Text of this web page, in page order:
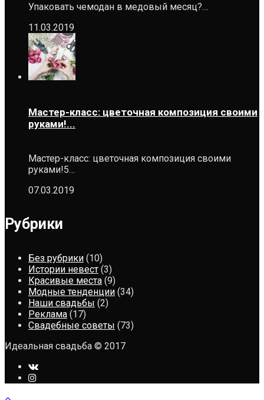
Упаковать чемодан в медовый месяц?…
11.03.2019
Мастер-класс: цветочная композиция своими
руками!...
Мастер-класс: цветочная композиция своими
руками!5…
07.03.2019
Рубрики
Без рубрики (10)
Истории невест (3)
Красивые места (9)
Модные тенденции (34)
Наши свадьбы (2)
Реклама (17)
Свадебные советы (73)
Идеальная свадьба © 2017